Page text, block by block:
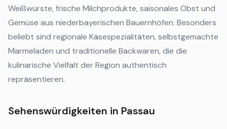
Weißwürste, frische Milchprodukte, saisonales Obst und
Gemüse aus niederbayerischen Bauernhöfen. Besonders
beliebt sind regionale Käsespezialitäten, selbstgemachte
Marmeladen und traditionelle Backwaren, die die
kulinarische Vielfalt der Region authentisch
repräsentieren.
Sehenswürdigkeiten in Passau